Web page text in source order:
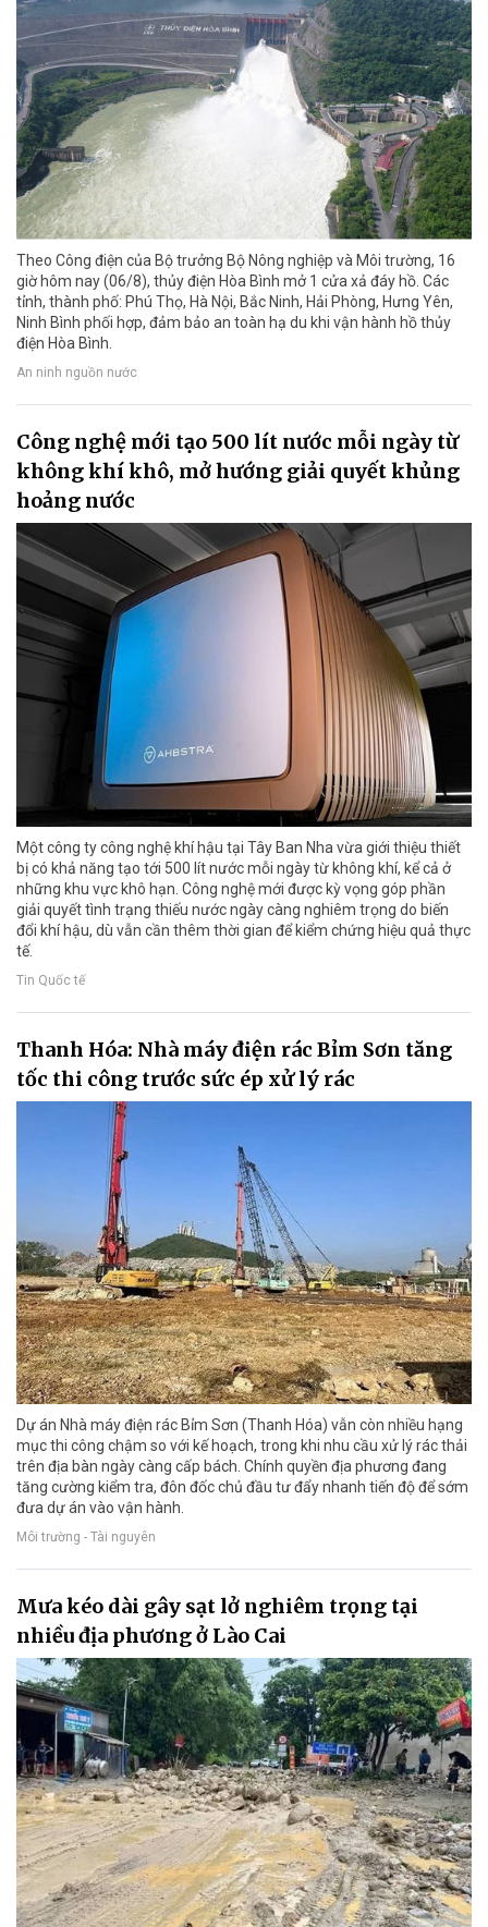
Theo Công điện của Bộ trưởng Bộ Nông nghiệp và Môi trường, 16
giờ hôm nay (06/8), thủy điện Hòa Bình mở 1 cửa xả đáy hồ. Các
tỉnh, thành phố: Phú Thọ, Hà Nội, Bắc Ninh, Hải Phòng, Hưng Yên,
Ninh Bình phối hợp, đảm bảo an toàn hạ du khi vận hành hồ thủy
điện Hòa Bình.
An ninh nguồn nước
Công nghệ mới tạo 500 lít nước mỗi ngày từ
không khí khô, mở hướng giải quyết khủng
hoảng nước
Một công ty công nghệ khí hậu tại Tây Ban Nha vừa giới thiệu thiết
bị có khả năng tạo tới 500 lít nước mỗi ngày từ không khí, kể cả ở
những khu vực khô hạn. Công nghệ mới được kỳ vọng góp phần
giải quyết tình trạng thiếu nước ngày càng nghiêm trọng do biến
đổi khí hậu, dù vẫn cần thêm thời gian để kiểm chứng hiệu quả thực
tế.
Tin Quốc tế
Thanh Hóa: Nhà máy điện rác Bỉm Sơn tăng
tốc thi công trước sức ép xử lý rác
Dự án Nhà máy điện rác Bỉm Sơn (Thanh Hóa) vẫn còn nhiều hạng
mục thi công chậm so với kế hoạch, trong khi nhu cầu xử lý rác thải
trên địa bàn ngày càng cấp bách. Chính quyền địa phương đang
tăng cường kiểm tra, đôn đốc chủ đầu tư đẩy nhanh tiến độ để sớm
đưa dự án vào vận hành.
Môi trường - Tài nguyên
Mưa kéo dài gây sạt lở nghiêm trọng tại
nhiều địa phương ở Lào Cai